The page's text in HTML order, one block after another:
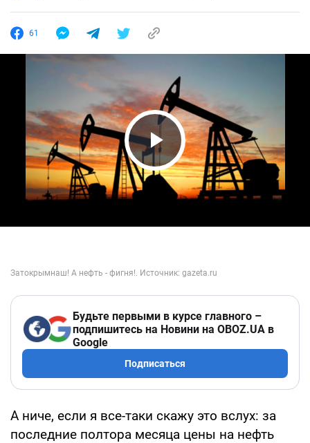
61
Play Video
Будьте первыми в курсе главного –
подпишитесь на Новини на OBOZ.UA в
Google
Подписаться
А ниче, если я все-таки скажу это вслух: за
последние полтора месяца цены на нефть